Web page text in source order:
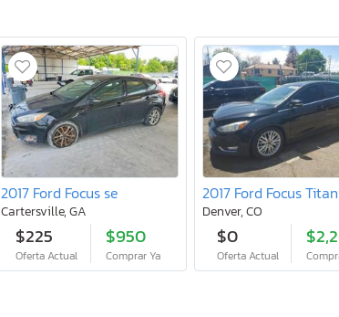
2017 Ford Focus se
Cartersville, GA
$225
Oferta Actual
$950
Comprar Ya
2017 Ford Focus
Denver, CO
$0
Oferta Actual